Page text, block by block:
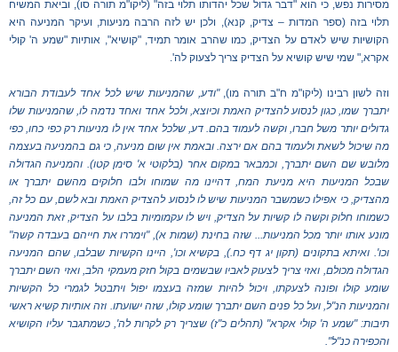
מסירות נפש, כי הוא "דבר גדול שכל יהדותו תלוי בזה" (ליקו"מ תורה סו), וביאת המשיח
תלוי בזה (ספר המדות – צדיק, קנא), ולכן יש לזה הרבה מניעות, ועיקר המניעה היא
הקושיות שיש לאדם על הצדיק, כמו שהרב אומר תמיד, "קושיא", אותיות "שמע ה' קולי
אקרא," שמי שיש קושיא על הצדיק צריך לצעוק לה'.
וזה לשון רבינו (ליקו"מ ח"ב תורה מו),"ודע, שהמניעות שיש לכל אחד לעבודת הבורא
יתברך שמו, כגון לנסוע להצדיק האמת וכיוצא, ולכל אחד ואחד נדמה לו, שהמניעות שלו
גדולים יותר משל חברו, וקשה לעמוד בהם. דע, שלכל אחד אין לו מניעות רק כפי כחו, כפי
מה שיכול לשאת ולעמוד בהם אם ירצה. ובאמת אין שום מניעה, כי גם בהמניעה בעצמה
מלובש שם השם יתברך, וכמבאר במקום אחר (בלקוטי א' סימן קטו). והמניעה הגדולה
שבכל המניעות היא מניעת המח, דהיינו מה שמוחו ולבו חלוקים מהשם יתברך או
מהצדיק, כי אפילו כשמשבר המניעות שיש לו לנסוע להצדיק האמת ובא לשם, עם כל זה,
כשמוחו חלוק וקשה לו קשיות על הצדיק, ויש לו עקמומיות בלבו על הצדיק, זאת המניעה
מונע אותו יותר מכל המניעות... שזה בחינת (שמות א), "וימררו את חייהם בעבדה קשה"
וכו'. ואיתא בתקונים (תקון יג דף כח.), בקשיא וכו', היינו הקשיות שבלבו, שהם המניעה
הגדולה מכולם, ואזי צריך לצעוק לאביו שבשמים בקול חזק מעמקי הלב, ואזי השם יתברך
שומע קולו ופונה לצעקתו, ויכול להיות שמזה בעצמו יפול ויתבטל לגמרי כל הקשיות
והמניעות הנ"ל, ועל כל פנים השם יתברך שומע קולו, שזה ישועתו. וזה אותיות קשיא ראשי
תיבות: "שמע ה' קולי אקרא" (תהלים כ"ז) שצריך רק לקרות לה', כשמתגבר עליו הקושיא
והכפירה כנ"ל".